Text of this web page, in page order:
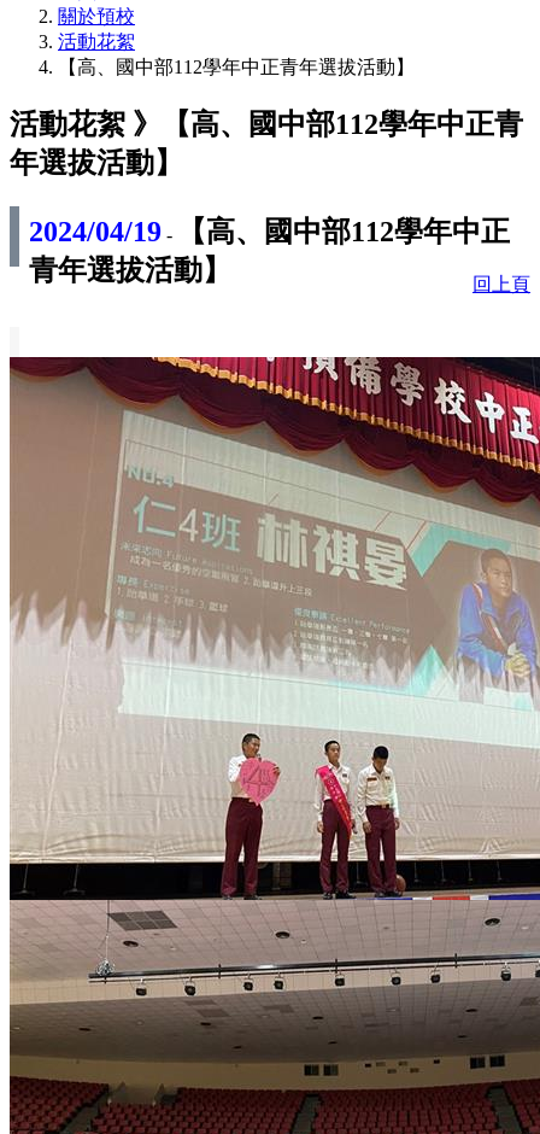
關於預校
活動花絮
【高、國中部112學年中正青年選拔活動】
活動花絮 》
【高、國中部112學年中正青
年選拔活動】
2024/04/19 -
【高、國中部112學年中正
青年選拔活動】
回上頁